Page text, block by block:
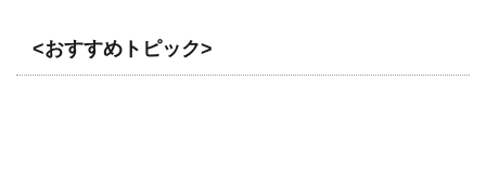
<おすすめトピック>